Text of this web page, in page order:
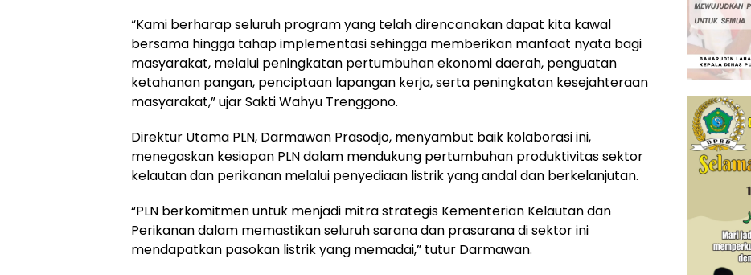
“Kami berharap seluruh program yang telah direncanakan dapat kita kawal
bersama hingga tahap implementasi sehingga memberikan manfaat nyata bagi
masyarakat, melalui peningkatan pertumbuhan ekonomi daerah, penguatan
ketahanan pangan, penciptaan lapangan kerja, serta peningkatan kesejahteraan
masyarakat,” ujar Sakti Wahyu Trenggono.
Direktur Utama PLN, Darmawan Prasodjo, menyambut baik kolaborasi ini,
menegaskan kesiapan PLN dalam mendukung pertumbuhan produktivitas sektor
kelautan dan perikanan melalui penyediaan listrik yang andal dan berkelanjutan.
“PLN berkomitmen untuk menjadi mitra strategis Kementerian Kelautan dan
Perikanan dalam memastikan seluruh sarana dan prasarana di sektor ini
mendapatkan pasokan listrik yang memadai,” tutur Darmawan.